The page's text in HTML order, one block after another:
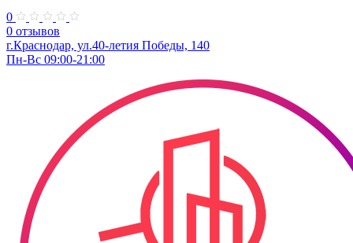
0
0 отзывов
г.Краснодар, ул.40-летия Победы, 140
Пн-Вс 09:00-21:00